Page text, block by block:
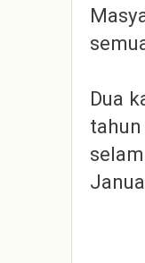
Dua